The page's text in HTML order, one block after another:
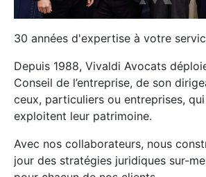
30 années d'expertise à votre
Depuis 1988, Vivaldi Avocats
Conseil de l’entreprise, de son
ceux, particuliers ou entreprises,
exploitent leur patrimoine.
Avec nos collaborateurs, nous
jour des stratégies juridiques sur-